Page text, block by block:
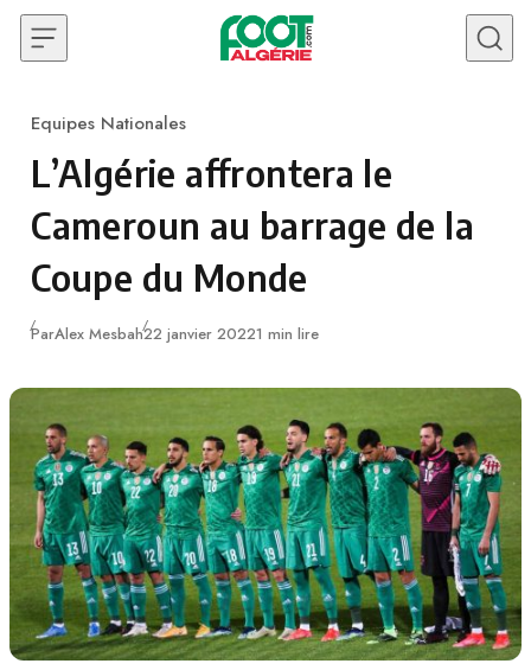
Skip to content
Category
Equipes Nationales
L’Algérie affrontera le
Cameroun au barrage de la
Coupe du Monde
ParAlex MesbahPublié
22 janvier 20221 min lire